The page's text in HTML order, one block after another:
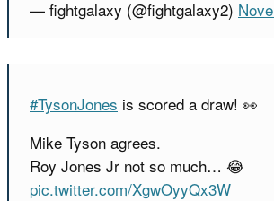
— fightgalaxy (@fightgalaxy2)
#TysonJones is scored a draw! 👀
Mike Tyson agrees.
Roy Jones Jr not so much… 😂
pic.twitter.com/XgwOyyQx3W